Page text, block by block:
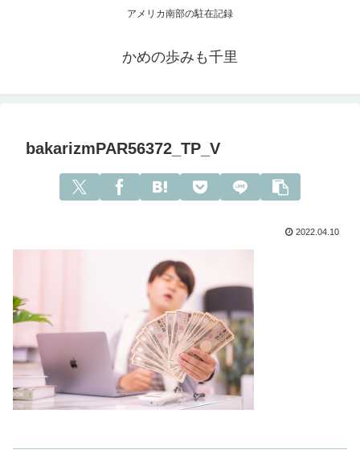
アメリカ南部の駐在記録
かめの歩みも千里
bakarizmPAR56372_TP_V
2022.04.10